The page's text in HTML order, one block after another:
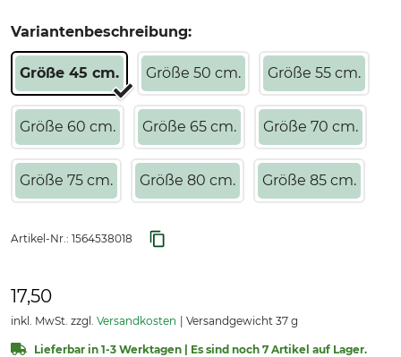
Variantenbeschreibung:
Größe 45 cm. Größe 50 cm. Größe 55 cm.
Größe 60 cm. Größe 65 cm. Größe 70 cm.
Größe 75 cm. Größe 80 cm. Größe 85 cm.
Artikel-Nr.: 1564538018
17,50
inkl. MwSt. zzgl. Versandkosten Versandgewicht 37 g
Lieferbar in 1-3 Werktagen | Es sind noch 7 Artikel auf Lager.